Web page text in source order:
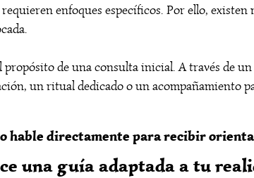
enfoques específicos. Por ello, existen
de una consulta inicial. A través de
un ritual dedicado o un acompañamiento
hable directamente para recibir
una guía adaptada a tu